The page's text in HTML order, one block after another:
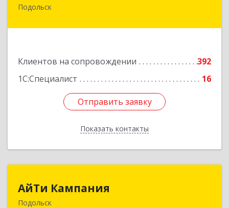
Подольск
Клиентов на сопровождении
392
1С:Специалист
16
Отправить заявку
Показать контакты
Отправить заявку
Назад
АйТи Кампания
Подольск